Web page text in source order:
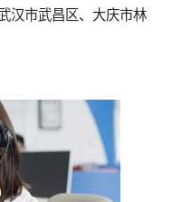
汉市武昌区、大庆市林